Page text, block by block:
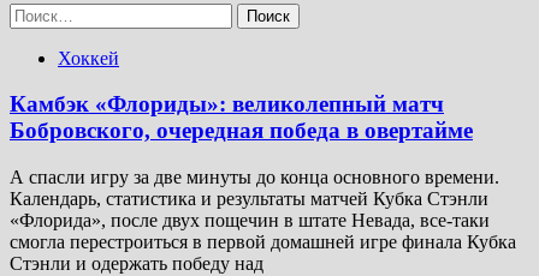
Найти:
Хоккей
Камбэк «Флориды»: великолепный матч
Бобровского, очередная победа в овертайме
А спасли игру за две минуты до конца основного времени.
Календарь, статистика и результаты матчей Кубка Стэнли
«Флорида», после двух пощечин в штате Невада, все-таки
смогла перестроиться в первой домашней игре финала Кубка
Стэнли и одержать победу над